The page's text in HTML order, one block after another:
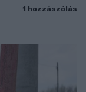
1 hozzászólás